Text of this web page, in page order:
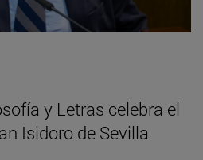
y Letras celebra el
Isidoro de Sevilla